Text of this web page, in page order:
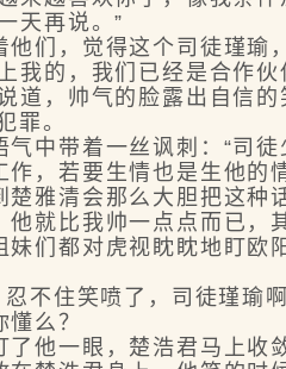
天再说。”
，觉得这个司徒瑾瑜
的，我们已经是合作伙
道，帅气的脸露出自信
罪。
带着一丝讽刺：“司徒
，若要生情也是生他的
清会那么大胆把这种
他就比我帅一点点而已
妹们都对虎视眈眈地盯
住笑喷了，司徒瑾瑜啊
么？
一眼，楚浩君马上收敛